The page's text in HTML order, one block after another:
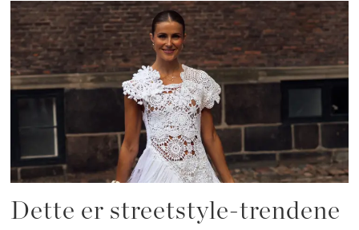
Dette er streetstyle-trendene